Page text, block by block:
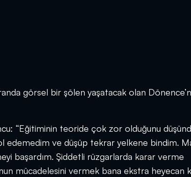
görsel bir şölen yaşatacak olan
“Eğitiminin teoride çok zor olduğunu
edemedim ve düşüp tekrar yelkene bindim.
başardım. Şiddetli rüzgarlarda karar verme
mücadelesini vermek bana ekstra heyecan